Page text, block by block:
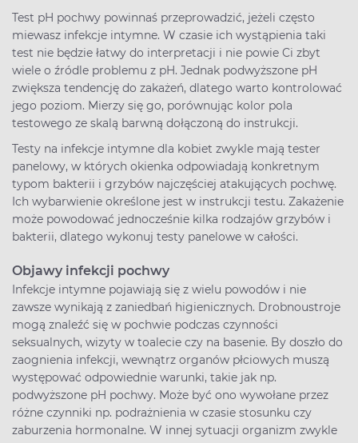
Test pH pochwy powinnaś przeprowadzić, jeżeli często
miewasz infekcje intymne. W czasie ich wystąpienia taki
test nie będzie łatwy do interpretacji i nie powie Ci zbyt
wiele o źródle problemu z pH. Jednak podwyższone pH
zwiększa tendencję do zakażeń, dlatego warto kontrolować
jego poziom. Mierzy się go, porównując kolor pola
testowego ze skalą barwną dołączoną do instrukcji.
Testy na infekcje intymne dla kobiet zwykle mają tester
panelowy, w których okienka odpowiadają konkretnym
typom bakterii i grzybów najczęściej atakujących pochwę.
Ich wybarwienie określone jest w instrukcji testu. Zakażenie
może powodować jednocześnie kilka rodzajów grzybów i
bakterii, dlatego wykonuj testy panelowe w całości.
Objawy infekcji pochwy
Infekcje intymne pojawiają się z wielu powodów i nie
zawsze wynikają z zaniedbań higienicznych. Drobnoustroje
mogą znaleźć się w pochwie podczas czynności
seksualnych, wizyty w toalecie czy na basenie. By doszło do
zaognienia infekcji, wewnątrz organów płciowych muszą
występować odpowiednie warunki, takie jak np.
podwyższone pH pochwy. Może być ono wywołane przez
różne czynniki np. podrażnienia w czasie stosunku czy
zaburzenia hormonalne. W innej sytuacji organizm zwykle